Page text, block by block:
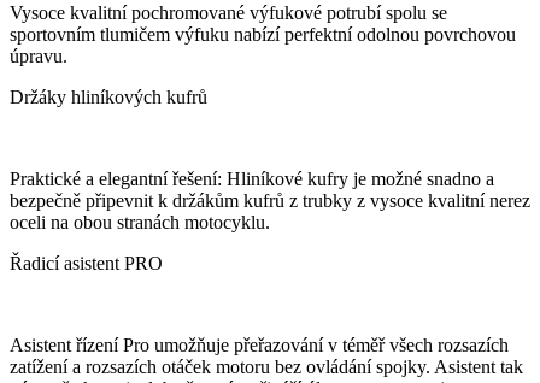
Vysoce kvalitní pochromované výfukové potrubí spolu se
sportovním tlumičem výfuku nabízí perfektní odolnou povrchovou
úpravu.
Držáky hliníkových kufrů
Praktické a elegantní řešení: Hliníkové kufry je možné snadno a
bezpečně připevnit k držákům kufrů z trubky z vysoce kvalitní nerez
oceli na obou stranách motocyklu.
Řadicí asistent PRO
Asistent řízení Pro umožňuje přeřazování v téměř všech rozsazích
zatížení a rozsazích otáček motoru bez ovládání spojky. Asistent tak